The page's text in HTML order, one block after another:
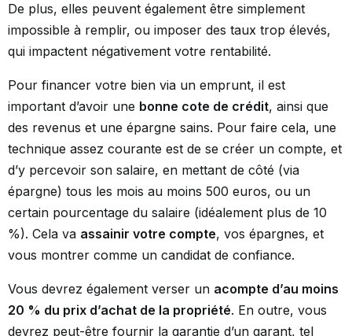
De plus, elles peuvent également être simplement
impossible à remplir, ou imposer des taux trop élevés,
qui impactent négativement votre rentabilité.
Pour financer votre bien via un emprunt, il est
important d’avoir une bonne cote de crédit, ainsi que
des revenus et une épargne sains. Pour faire cela, une
technique assez courante est de se créer un compte, et
d’y percevoir son salaire, en mettant de côté (via
épargne) tous les mois au moins 500 euros, ou un
certain pourcentage du salaire (idéalement plus de 10
%). Cela va assainir votre compte, vos épargnes, et
vous montrer comme un candidat de confiance.
Vous devrez également verser un acompte d’au moins
20 % du prix d’achat de la propriété. En outre, vous
devrez peut-être fournir la garantie d’un garant, tel